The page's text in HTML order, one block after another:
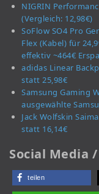
NIGRIN
(Vergleich: 12,98€)
SoFlow SO4 Pro
Flex (Kabel) für
effektiv ~464€
adidas Linear
statt 25,98€
Samsung Gaming
ausgewählte
Jack Wolfskin
statt 16,14€
Social Media
teilen